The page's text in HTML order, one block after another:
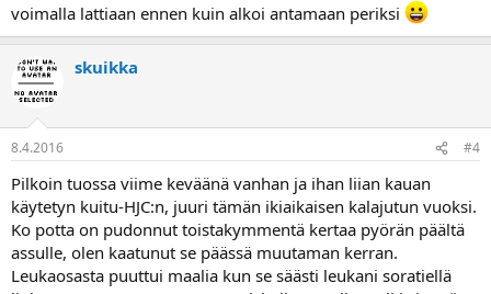
voimalla lattiaan ennen kuin alkoi antamaan periksi
skuikka
8.4.2016 #4
Pilkoin tuossa viime keväänä vanhan ja ihan liian kauan
käytetyn kuitu-HJC:n, juuri tämän ikiaikaisen kalajutun vuoksi.
Ko potta on pudonnut toistakymmentä kertaa pyörän päältä
assulle, olen kaatunut se päässä muutaman kerran.
Leukaosasta puuttui maalia kun se säästi leukani soratiellä